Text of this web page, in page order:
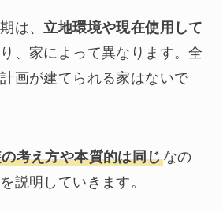
は、立地環境や現在使用して
、家によって異なります。全
画が建てられる家はないで
考え方や本質的は同じなの
説明していきます。